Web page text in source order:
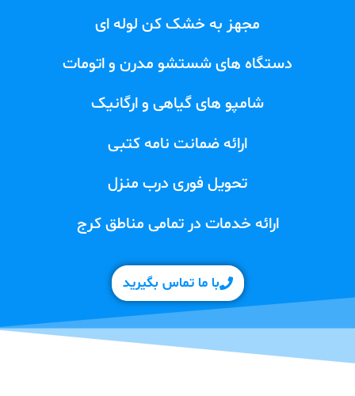
مجهز به خشک کن لوله ای
دستگاه های شستشو مدرن و اتومات
شامپو های گیاهی و ارگانیک
ارائه ضمانت نامه کتبی
تحویل فوری درب منزل
ارائه خدمات در تمامی مناطق کرج
با ما تماس بگیرید